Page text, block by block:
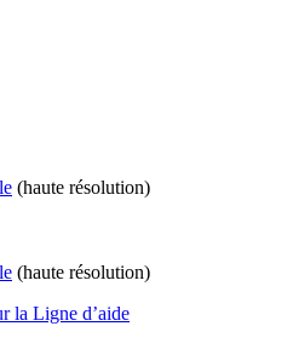
(haute résolution)
(haute résolution)
la Ligne d’aide